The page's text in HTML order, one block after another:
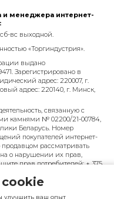
и менеджера интернет-
сб-вс выходной.
«Торгиндустрия».
выдано
Зарегистрировано в
адрес: 220007, г.
адрес: 220140, г. Минск,
связанную с
камнями № 02200/21-00784,
Беларусь. Номер
покупателей интернет-
рассматривать
о нарушении их прав,
прав потребителей: + 375
и юридических лиц
администрация
улучшить ваш опыт